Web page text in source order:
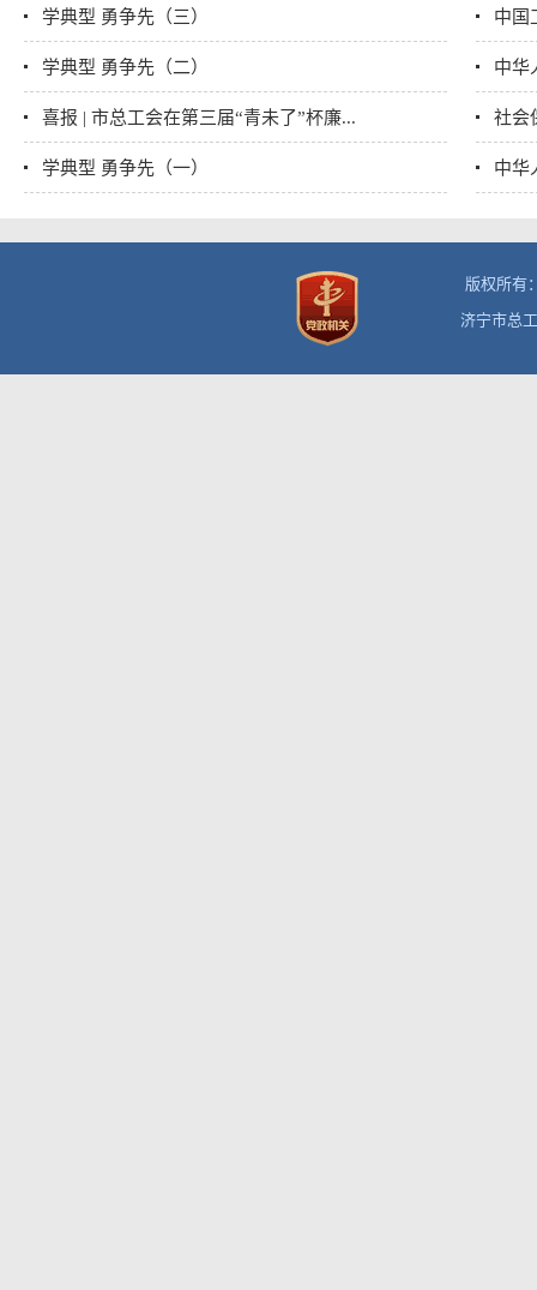
学典型 勇争先（三）
学典型 勇争先（二）
喜报 | 市总工会在第三届“青未了”杯廉...
学典型 勇争先（一）
中国
中华
社会
中华
版权所有
济宁市总